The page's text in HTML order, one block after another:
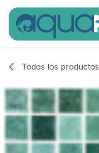
Ir al contenido
Todos los productos